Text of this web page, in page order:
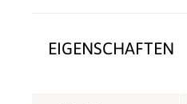
EIGENSCHAFTEN